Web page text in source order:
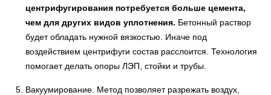
центрифугирования потребуется больше цемента,
чем для других видов уплотнения. Бетонный раствор
будет обладать нужной вязкостью. Иначе под
воздействием центрифуги состав расслоится. Технология
помогает делать опоры ЛЭП, стойки и трубы.
Вакуумирование. Метод позволяет разрежать воздух,